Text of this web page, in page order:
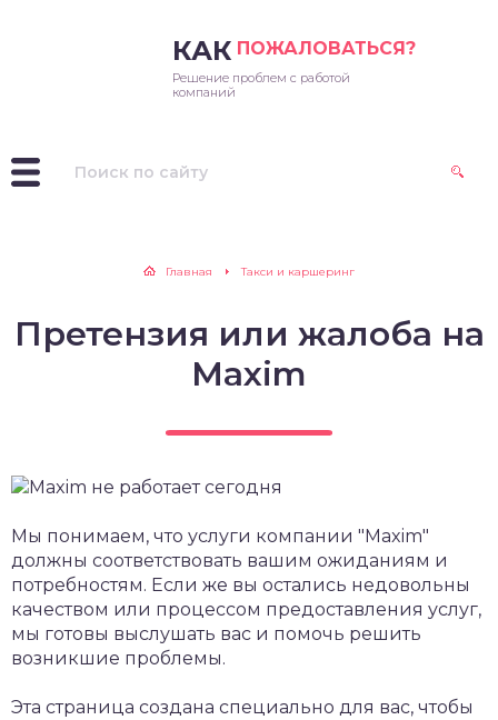
КАК ПОЖАЛОВАТЬСЯ?
Решение проблем с работой
компаний
Главная Такси и каршеринг
Претензия или жалоба на
Maxim
Мы понимаем, что услуги компании "Maxim"
должны соответствовать вашим ожиданиям и
потребностям. Если же вы остались недовольны
качеством или процессом предоставления услуг,
мы готовы выслушать вас и помочь решить
возникшие проблемы.
Эта страница создана специально для вас, чтобы